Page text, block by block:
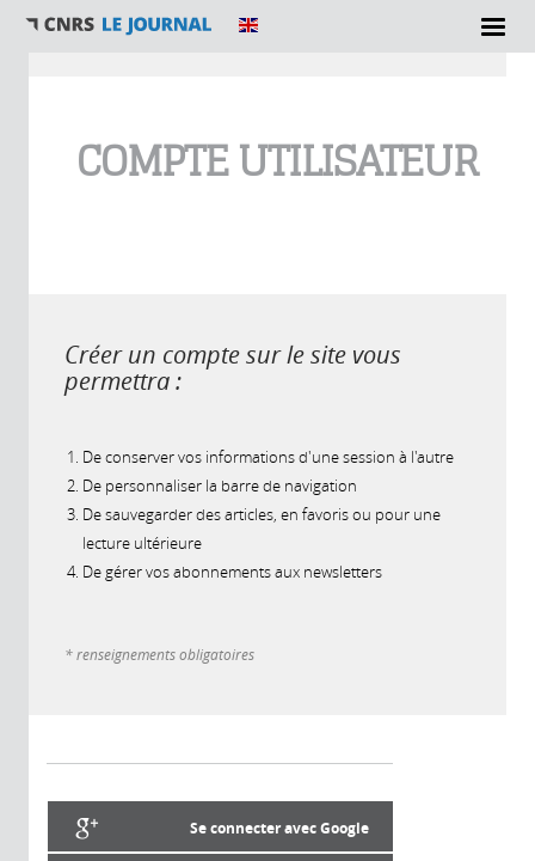
COMPTE UTILISATEUR
Créer un compte sur le site vous
permettra :
De conserver vos informations d'une session à l'autre
De personnaliser la barre de navigation
De sauvegarder des articles, en favoris ou pour une
lecture ultérieure
De gérer vos abonnements aux newsletters
* renseignements obligatoires
Se connecter avec Google